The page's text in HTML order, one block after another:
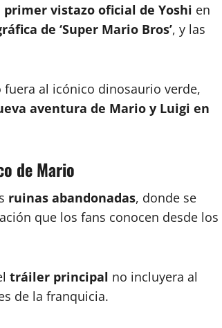
primer vistazo oficial de Yoshi en
de ‘Super Mario Bros’, y las
al icónico dinosaurio verde,
aventura de Mario y Luigi en
de Mario
ruinas abandonadas, donde se
que los fans conocen desde los
tráiler principal no incluyera al
de la franquicia.